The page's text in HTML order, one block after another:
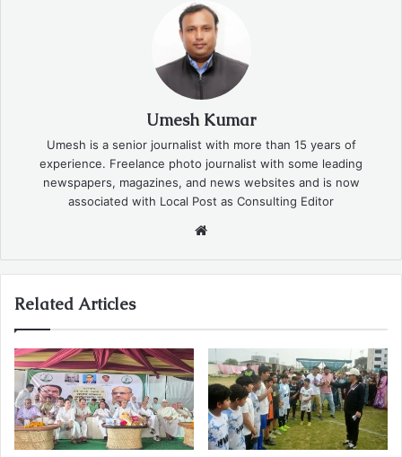
Umesh Kumar
Umesh is a senior journalist with more than 15 years of
experience. Freelance photo journalist with some leading
newspapers, magazines, and news websites and is now
associated with Local Post as Consulting Editor
Related Articles